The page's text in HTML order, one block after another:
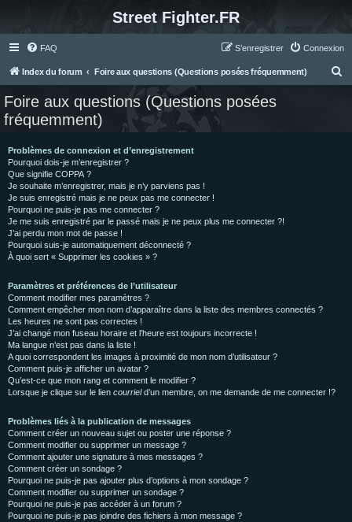
Street Fighter.FR
FAQ Connexion
S’enregistrer
Index du forum Foire aux questions (Questions posées fréquemment)
Foire aux questions (Questions posées
fréquemment)
Problèmes de connexion et d’enregistrement
Pourquoi dois-je m’enregistrer ?
Que signifie COPPA ?
Je souhaite m’enregistrer, mais je n’y parviens pas !
Je suis enregistré mais je ne peux pas me connecter !
Pourquoi ne puis-je pas me connecter ?
Je me suis enregistré par le passé mais je ne peux plus me connecter ?!
J’ai perdu mon mot de passe !
Pourquoi suis-je automatiquement déconnecté ?
À quoi sert « Supprimer les cookies » ?
Paramètres et préférences de l’utilisateur
Comment modifier mes paramètres ?
Comment empêcher mon nom d’apparaître dans la liste des membres connectés ?
Les heures ne sont pas correctes !
J’ai changé mon fuseau horaire et l’heure est toujours incorrecte !
Ma langue n’est pas dans la liste !
A quoi correspondent les images à proximité de mon nom d’utilisateur ?
Comment puis-je afficher un avatar ?
Qu’est-ce que mon rang et comment le modifier ?
Lorsque je clique sur le lien courrield’un membre, on me demande de me connecter !?
Problèmes liés à la publication de messages
Comment créer un nouveau sujet ou poster une réponse ?
Comment modifier ou supprimer un message ?
Comment ajouter une signature à mes messages ?
Comment créer un sondage ?
Pourquoi ne puis-je pas ajouter plus d’options à mon sondage ?
Comment modifier ou supprimer un sondage ?
Pourquoi ne puis-je pas accéder à un forum ?
Pourquoi ne puis-je pas joindre des fichiers à mon message ?